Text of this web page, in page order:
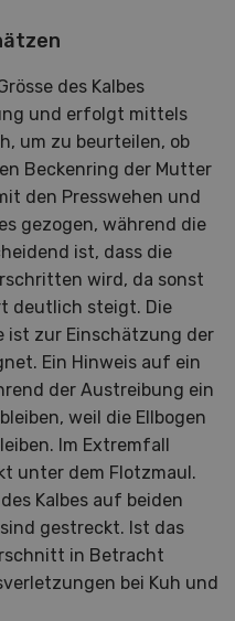
des Kalbes
und erfolgt mittels
um zu beurteilen, ob
Beckenring der Mutter
den Presswehen und
gezogen, während die
ist, dass die
wird, da sonst
deutlich steigt. Die
ist zur Einschätzung der
Ein Hinweis auf ein
der Austreibung ein
weil die Ellbogen
Im Extremfall
unter dem Flotzmaul.
Kalbes auf beiden
gestreckt. Ist das
in Betracht
bei Kuh und